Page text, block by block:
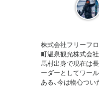
株式会社フリーフロ
町温泉観光株式会社
馬村出身で現在は
ーダーとしてワー
ある、今は物心つ